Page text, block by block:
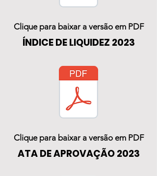
Clique para baixar a versão em PDF
ÍNDICE DE LIQUIDEZ 2023
Clique para baixar a versão em PDF
ATA DE APROVAÇÃO 2023